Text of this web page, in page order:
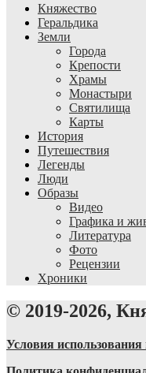
Княжество
Геральдика
Земли
Города
Крепости
Храмы
Монастыри
Святилища
Карты
История
Путешествия
Легенды
Люди
Образы
Видео
Графика и
Литература
Фото
Рецензии
Хроники
© 2019-2026,
Условия использования